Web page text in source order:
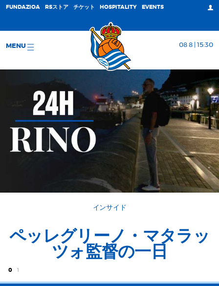
FUNDAZIOA RSストア チケット HOSPITALITY EVENTS
MENU 08 8 | 15:30
インサイド
ペッレグリーノ・マタラッ
ツォ監督の一日
0 1